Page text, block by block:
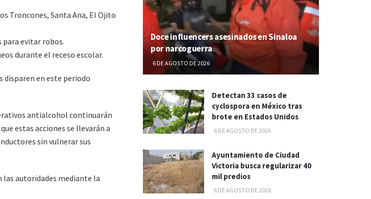
Troncones, Santa Ana, El Ojito
para evitar robos.
durante el receso escolar.
disparen en este periodo
antialcohol continuarán
estas acciones se llevarán a
sin vulnerar sus
las autoridades mediante la
Doce influencers asesinados en Sinaloa
por narcoguerra
6 DE AGOSTO DE 2026
Detectan 33 casos de
cyclospora en México tras
brote en Estados Unidos
6 DE AGOSTO DE 2026
Ayuntamiento de Ciudad
Victoria busca regularizar 40
mil predios
6 DE AGOSTO DE 2026